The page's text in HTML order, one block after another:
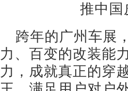
跨年的广州车展
力、百变的改装能
力，成就真正的穿